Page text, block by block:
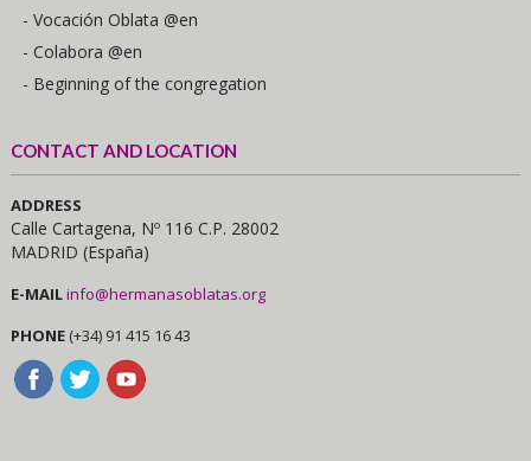
- Vocación Oblata @en
- Colabora @en
- Beginning of the congregation
CONTACT AND LOCATION
ADDRESS
Calle Cartagena, Nº 116 C.P. 28002
MADRID (España)
E-MAILinfo@hermanasoblatas.org
PHONE (+34) 91 415 16 43